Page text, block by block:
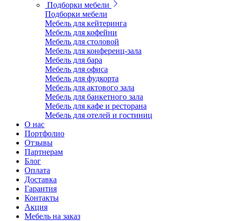
Подборки мебели
Подборки мебели
Мебель для кейтеринга
Мебель для кофейни
Мебель для столовой
Мебель для конференц-зала
Мебель для бара
Мебель для офиса
Мебель для фудкорта
Мебель для актового зала
Мебель для банкетного зала
Мебель для кафе и ресторана
Мебель для отелей и гостиниц
О нас
Портфолио
Отзывы
Партнерам
Блог
Оплата
Доставка
Гарантия
Контакты
Акция
Мебель на заказ